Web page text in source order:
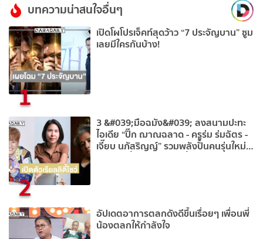
บทความน่าสนใจอื่นๆ
1
เปิดโผโปรเจ็คท์สุดว้าว “7 ประจัญบาน” ซูม
เลยมีใครกันบ้าง!
2
3 &#039;มือฉมัง&#039; ลงสนามปะทะ
ไอเดีย “ปิ๊ก ฌาณฉลาด - ครูร่ม ร่มฉัตร -
เจี๊ยบ นภัสริญญ์” รวมพลังปั้นคนรุ่นใหม่สู่
อัปเดตอาการตลกดังดีขึ้นเรื่อยๆ เพื่อนพี่
น้องตลกให้กำลังใจ